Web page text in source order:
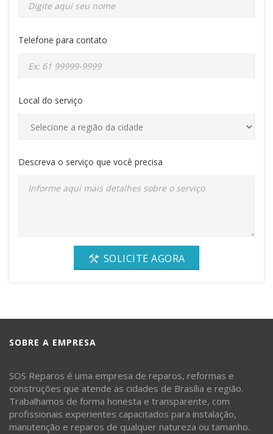
Telefone para contato
Local do serviço
Descreva o serviço que você precisa
SOLICITE AGORA
SOBRE A EMPRESA
SOS Reparos é uma empresa de reparos, reformas e
construções que atende as cidades de Brasília e região.
Trabalhamos de forma honesta e transparente, com
profissionais experientes capacitados para instalação,
manutenção e reparos de qualquer natureza ou tamanho.